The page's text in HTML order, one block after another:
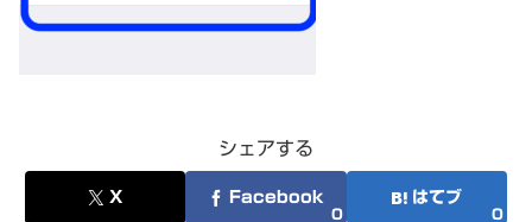
シェアする
X Facebook
0
はてブ
0